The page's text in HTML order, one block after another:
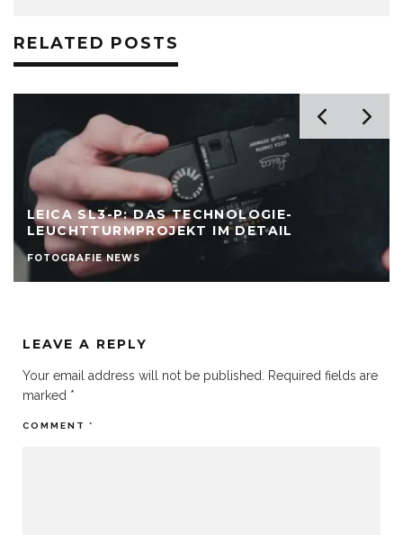
RELATED POSTS
LEICA SL3-P: DAS TECHNOLOGIE-
LEUCHTTURMPROJEKT IM DETAIL
FOTOGRAFIE NEWS
LEAVE A REPLY
Your email address will not be published.
Required fields are
marked *
COMMENT *